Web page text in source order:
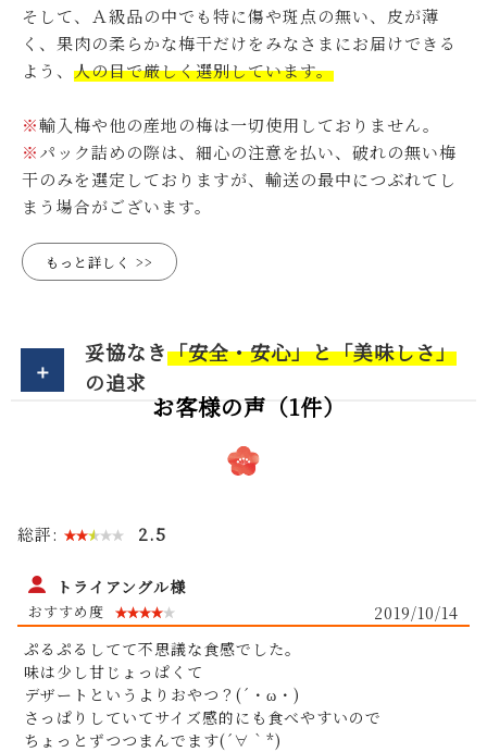
そして、Ａ級品の中でも特に傷や斑点の無い、皮が薄
く、果肉の柔らかな梅干だけをみなさまにお届けできる
よう、 人の目で厳しく選別しています。
※輸入梅や他の産地の梅は一切使用しておりません。
※パック詰めの際は、細心の注意を払い、破れの無い梅
干のみを選定しておりますが、輸送の最中につぶれてし
まう場合がございます。
もっと詳しく
妥協なき「安全・安心」と「美味しさ」
の追求
お客様の声（1件）
総評: 2.5
トライアングル様
2019/10/14
ぷるぷるしてて不思議な食感でした。
味は少し甘じょっぱくて
デザートというよりおやつ？(´・ω・)
さっぱりしていてサイズ感的にも食べやすいので
ちょっとずつつまんでます(´∀｀*)